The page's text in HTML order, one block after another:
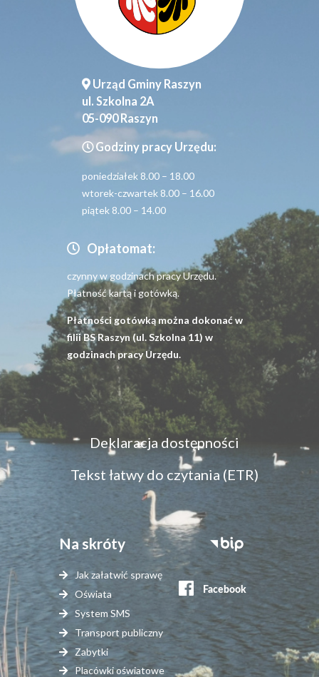
Urząd Gminy Raszyn
ul. Szkolna 2A
05-090 Raszyn
Godziny pracy Urzędu:
poniedziałek 8.00 – 18.00
wtorek-czwartek 8.00 – 16.00
piątek 8.00 – 14.00
Opłatomat:
czynny w godzinach pracy Urzędu.
Płatność kartą i gotówką.
Płatności gotówką można dokonać w
filii BS Raszyn (ul. Szkolna 11) w
godzinach pracy Urzędu.
Menu
dostępność
Deklaracja dostępności
Tekst łatwy do czytania (ETR)
Na skróty
Jak załatwić sprawę
Oświata
System SMS
Transport publiczny
Zabytki
Placówki oświatowe
Stopka
serwisy
zewnętrzne